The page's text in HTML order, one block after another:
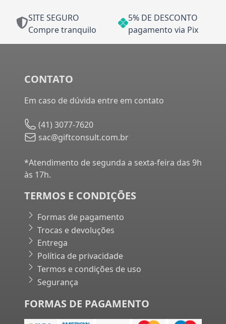
SITE SEGURO
Compre tranquilo
5% DE DESCONTO
pagamento via Pix
CONTATO
Em caso de dúvida entre em contato
(41) 3077-7620
sac@giftconsult.com.br
*Atendimento de segunda a sexta-feira das 9h
às 17h.
TERMOS E CONDIÇÕES
Formas de pagamento
Trocas e devoluções
Entrega
Política de privacidade
Termos e condições de uso
Segurança
FORMAS DE PAGAMENTO